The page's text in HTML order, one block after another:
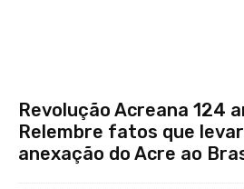
Revolução Acreana 124
Relembre fatos que
anexação do Acre ao